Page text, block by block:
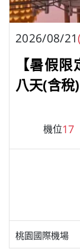
2026/08/21
【暑假
八天(含稅)
機位17
桃園國際機場